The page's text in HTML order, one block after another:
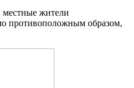
местные жители
противоположным образом,